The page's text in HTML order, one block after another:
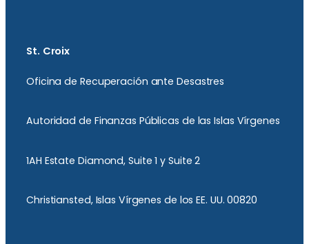
St. Croix
Oficina de Recuperación ante Desastres
Autoridad de Finanzas Públicas de las Islas Vírgenes
1AH Estate Diamond, Suite 1 y Suite 2
Christiansted, Islas Vírgenes de los EE. UU. 00820